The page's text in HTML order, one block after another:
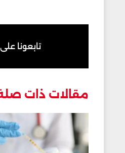
تابعونا
مقالات ذات